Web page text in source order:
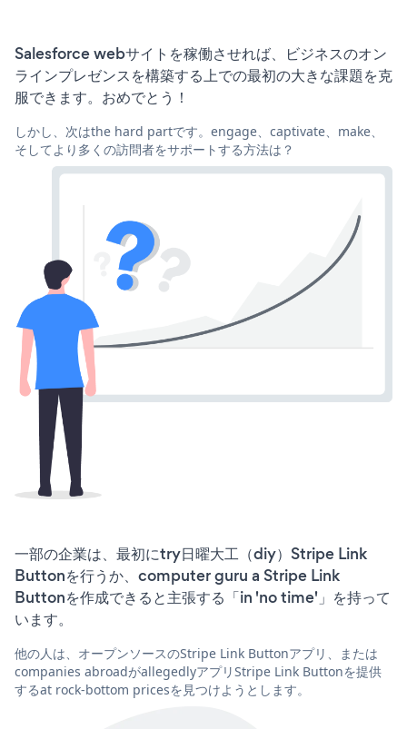
Salesforce webサイトを稼働させれば、ビジネスのオン
ラインプレゼンスを構築する上での最初の大きな課題を克
服できます。おめでとう！
しかし、次はthe hard partです。engage、captivate、make、
そしてより多くの訪問者をサポートする方法は？
一部の企業は、最初にtry日曜大工（diy）Stripe Link
Buttonを行うか、computer guru a Stripe Link
Buttonを作成できると主張する「in 'no time'」を持って
います。
他の人は、オープンソースのStripe Link Buttonアプリ、または
companies abroadがallegedlyアプリStripe Link Buttonを提供
するat rock-bottom pricesを見つけようとします。